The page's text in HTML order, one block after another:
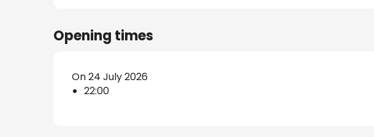
Opening times
On 24 July 2026
22:00